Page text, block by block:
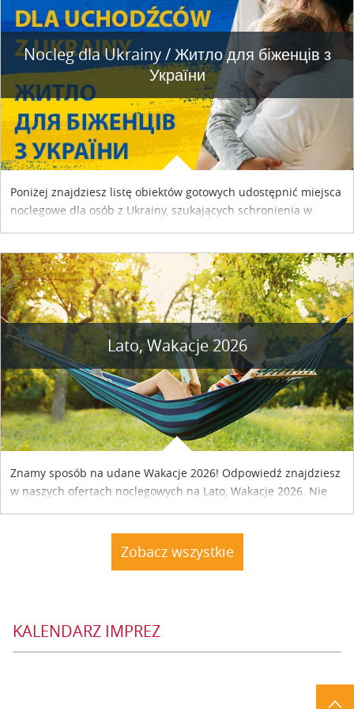
Nocleg dla Ukrainy / Житло для бiженцiв з
України
Poniżej znajdziesz listę obiektów gotowych udostępnić miejsca
noclegowe dla osób z Ukrainy, szukających schronienia w
Lato, Wakacje 2026
Znamy sposób na udane Wakacje 2026! Odpowiedź znajdziesz
w naszych ofertach noclegowych na Lato, Wakacje 2026. Nie
Zobacz wszystkie
KALENDARZ IMPREZ